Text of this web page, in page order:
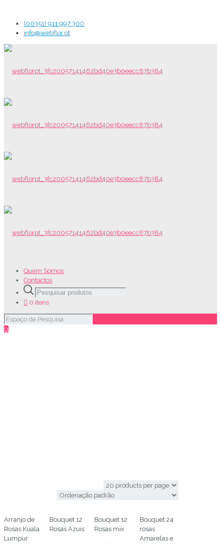
(00351) 911 997 300
info@webflor.pt
Quem Somos
Contactos
Products
search
0 itens
0
Arranjo de
Rosas Kuala
Lumpur
Bouquet 12
Rosas Azuis
Bouquet 12
Rosas mix
Bouquet 24
rosas
Amarelas e